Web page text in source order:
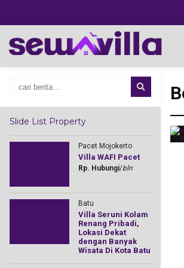
Slide List Property
Pacet Mojokerto
Villa WAFI Pacet
Rp. Hubungi/bln
Batu
Villa Seruni Kolam
Renang Pribadi,
Lokasi Dekat
dengan Banyak
Wisata Di Kota Batu